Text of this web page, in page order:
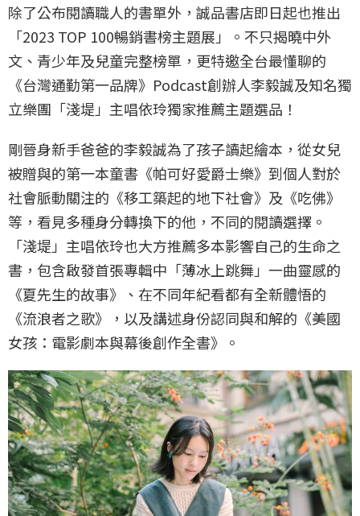
除了公布閱讀職人的書單外，誠品書店即日起也推出
「2023 TOP 100暢銷書榜主題展」。不只揭曉中外
文、青少年及兒童完整榜單，更特邀全台最懂聊的
《台灣通勤第一品牌》Podcast創辦人李毅誠及知名獨
立樂團「淺堤」主唱依玲獨家推薦主題選品！
剛晉身新手爸爸的李毅誠為了孩子讀起繪本，從女兒
被贈與的第一本童書《帕可好愛爵士樂》到個人對於
社會脈動關注的《移工築起的地下社會》及《吃佛》
等，看見多種身分轉換下的他，不同的閱讀選擇。
「淺堤」主唱依玲也大方推薦多本影響自己的生命之
書，包含啟發首張專輯中「薄冰上跳舞」一曲靈感的
《夏先生的故事》、在不同年紀看都有全新體悟的
《流浪者之歌》，以及講述身份認同與和解的《美國
女孩：電影劇本與幕後創作全書》。